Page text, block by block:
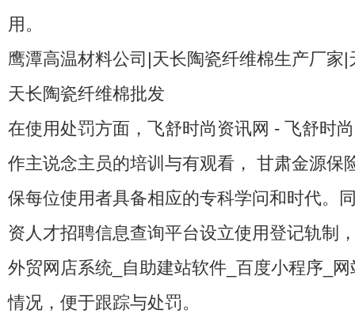
用。
鹰潭高温材料公司|天长陶瓷纤维棉生产厂家
天长陶瓷纤维棉批发
在使用处罚方面， 飞舒时尚资讯网 - 飞舒时
作主说念主员的培训与有观看， 甘肃金源保
保每位使用者具备相应的专科学问和时代。
资人才招聘信息查询平台设立使用登记轨制
外贸网店系统_自助建站软件_百度小程序_网
情况，便于跟踪与处罚。